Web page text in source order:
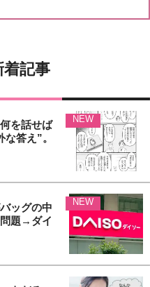
着記事
を話せば
答え”。
NEW
ッグの中
題→ダイ
NEW